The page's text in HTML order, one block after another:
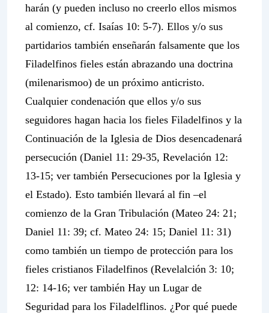
harán (y pueden incluso no creerlo ellos mismos
al comienzo, cf. Isaías 10: 5-7). Ellos y/o sus
partidarios también enseñarán falsamente que los
Filadelfinos fieles están abrazando una doctrina
(milenarismoo) de un próximo anticristo.
Cualquier condenación que ellos y/o sus
seguidores hagan hacia los fieles Filadelfinos y la
Continuación de la Iglesia de Dios desencadenará
persecución (Daniel 11: 29-35, Revelación 12:
13-15; ver también Persecuciones por la Iglesia y
el Estado). Esto también llevará al fin –el
comienzo de la Gran Tribulación (Mateo 24: 21;
Daniel 11: 39; cf. Mateo 24: 15; Daniel 11: 31)
como también un tiempo de protección para los
fieles cristianos Filadelfinos (Revelalción 3: 10;
12: 14-16; ver también Hay un Lugar de
Seguridad para los Filadelflinos. ¿Por qué puede